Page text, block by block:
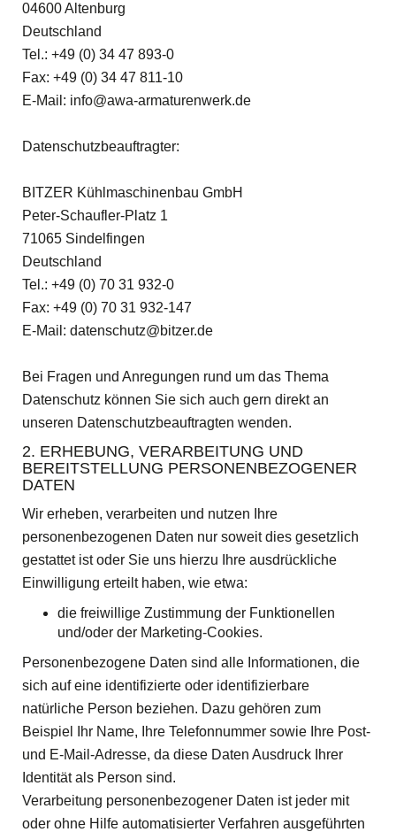
04600 Altenburg
Deutschland
Tel.: +49 (0) 34 47 893-0
Fax: +49 (0) 34 47 811-10
E-Mail: info@awa-armaturenwerk.de
Datenschutzbeauftragter:
BITZER Kühlmaschinenbau GmbH
Peter-Schaufler-Platz 1
71065 Sindelfingen
Deutschland
Tel.: +49 (0) 70 31 932-0
Fax: +49 (0) 70 31 932-147
E-Mail: datenschutz@bitzer.de
Bei Fragen und Anregungen rund um das Thema
Datenschutz können Sie sich auch gern direkt an
unseren Datenschutzbeauftragten wenden.
2. ERHEBUNG, VERARBEITUNG UND
BEREITSTELLUNG PERSONENBEZOGENER
DATEN
Wir erheben, verarbeiten und nutzen Ihre
personenbezogenen Daten nur soweit dies gesetzlich
gestattet ist oder Sie uns hierzu Ihre ausdrückliche
Einwilligung erteilt haben, wie etwa:
die freiwillige Zustimmung der Funktionellen
und/oder der Marketing-Cookies.
Personenbezogene Daten sind alle Informationen, die
sich auf eine identifizierte oder identifizierbare
natürliche Person beziehen. Dazu gehören zum
Beispiel Ihr Name, Ihre Telefonnummer sowie Ihre Post-
und E-Mail-Adresse, da diese Daten Ausdruck Ihrer
Identität als Person sind.
Verarbeitung personenbezogener Daten ist jeder mit
oder ohne Hilfe automatisierter Verfahren ausgeführten